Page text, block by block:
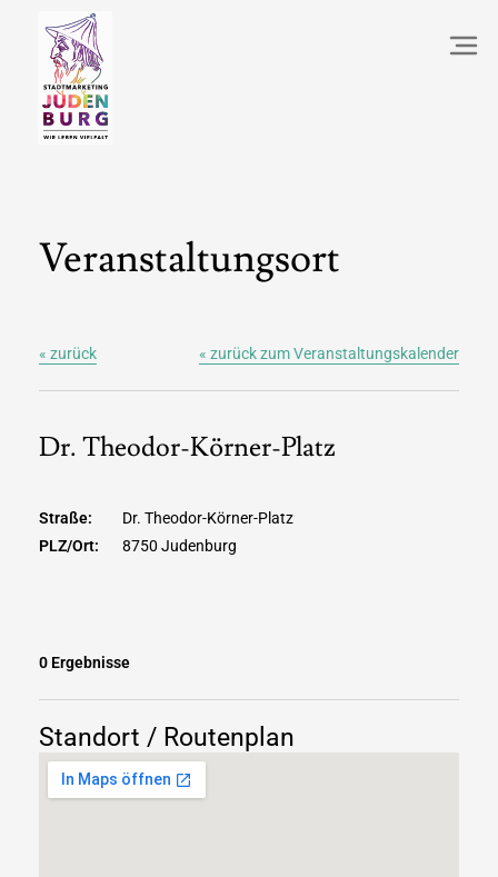
Veranstaltungsort
« zurück « zurück zum Veranstaltungskalender
Dr. Theodor-Körner-Platz
Straße:
Dr. Theodor-Körner-Platz
PLZ/Ort:
8750 Judenburg
0 Ergebnisse
Standort / Routenplan